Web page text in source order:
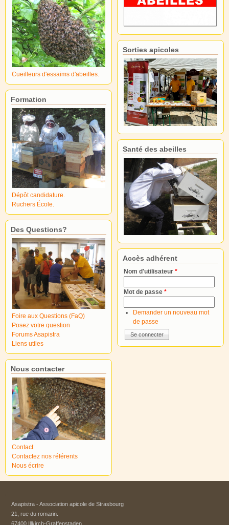
Cueilleurs d'essaims d'abeilles.
Formation
Dépôt candidature.
Ruchers École.
Des Questions?
Foire aux Questions (FaQ)
Posez votre question
Forums Asapistra
Liens utiles
Nous contacter
Contact
Contactez nos référents
Nous écrire
Sorties apicoles
Santé des abeilles
Accès adhérent
Nom d'utilisateur *
Mot de passe *
Demander un nouveau mot
de passe
Asapistra - Association apicole de Strasbourg​
21, rue du romarin.
67400 Illkirch-Graffenstaden